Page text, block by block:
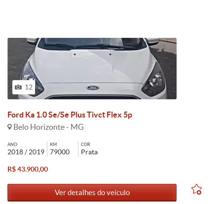
12
Ford Ka 1.0 Se/Se Plus Tivct Flex 5p
Belo Horizonte - MG
ANO
2018 / 2019
KM
79000
COR
Prata
R$ 43.900,00
Ver detalhes do veículo